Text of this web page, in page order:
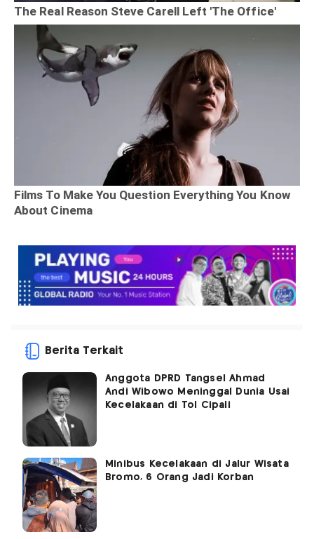
Berita Terkait
Anggota DPRD Tangsel Ahmad
Andi Wibowo Meninggal Dunia Usai
Kecelakaan di Tol Cipali
Minibus Kecelakaan di Jalur Wisata
Bromo, 6 Orang Jadi Korban